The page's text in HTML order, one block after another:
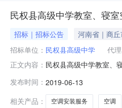
民权县高级中学教室、寝
招标｜招标公告
河南省｜商
招标单位： 民权县高级中学 代
正文内容： 民权县高级中学教室、
招标编号：商政采【
详见采购文件）；
发布时间： 2019-06-13
相关产品：
空调安装服务 空调